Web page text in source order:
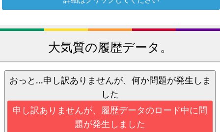
大気質の履歴データ。
おっと...申し訳ありませんが、何か問題が発生しま
した
申し訳ありませんが、履歴データのロード中に問
題が発生しました